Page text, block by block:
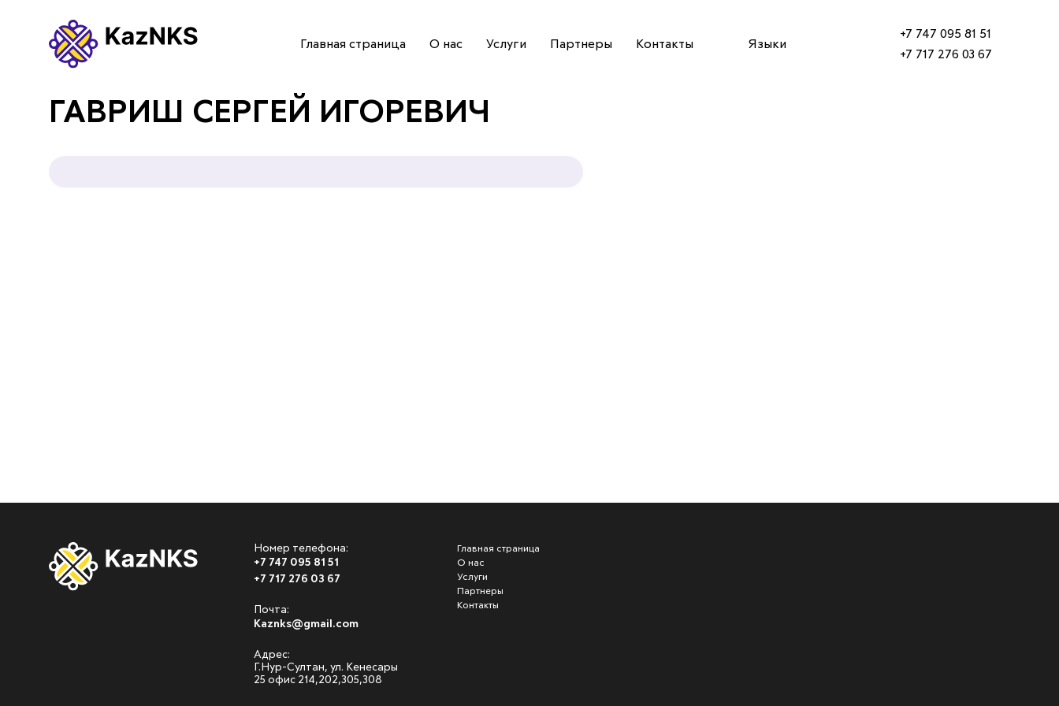
ГЛАВНАЯ СТРАНИЦА
Главная страница О нас Услуги Партнеры Контакты Языки
+7 747 095 81 51
+7 717 276 03 67
ГАВРИШ СЕРГЕЙ ИГОРЕВИЧ
Номер телефона:
+7 747 095 81 51
+7 717 276 03 67
Почта:
Kaznks@gmail.com
Адрес:
Г.Нур-Султан, ул. Кенесары
25 офис 214,202,305,308
Главная страница
О нас
Услуги
Партнеры
Контакты